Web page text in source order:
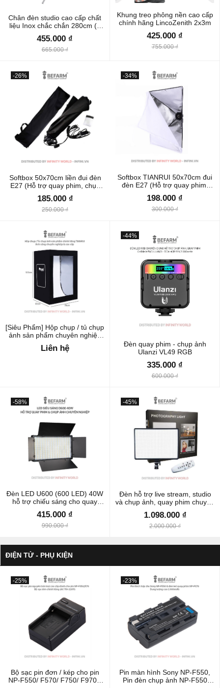
Chân đèn studio cao cấp chất
liệu Inox chắc chắn 280cm (2
455.000 ₫
665.000 ₫
Khung treo phông nền cao cấp
chính hãng LincoZenith 2x3m
425.000 ₫
755.000 ₫
-26%
Softbox 50x70cm liền đui đèn
E27 (Hỗ trợ quay phim, chụp
185.000 ₫
250.000 ₫
-34%
Softbox TIANRUI 50x70cm đui
đèn E27 (Hỗ trợ quay phim,
198.000 ₫
300.000 ₫
[Siêu Phẩm] Hộp chụp / tủ chụp
ảnh sản phẩm chuyên nghiệp
chính hãng Tianrui Size lớn
60x70x100cm (Kèm phông
Liên hệ
-44%
Đèn quay phim - chụp ảnh
Ulanzi VL49 RGB
335.000 ₫
600.000 ₫
-58%
Đèn LED U600 (600 LED) 40W
hỗ trợ chiếu sáng cho quay
phim, chụp ảnh chuyên nghiệp
(kèm phụ kiện chuyên dụng
cao cấp)
415.000 ₫
990.000 ₫
-45%
Đèn hỗ trợ live stream, studio
và chụp ảnh, quay phim chuyên
A111 chính hãng
1.098.000 ₫
2.000.000 ₫
ĐIỆN TỬ - PHỤ KIỆN
-25%
Bộ sạc pin đơn / kép cho pin
NP-F550/ F570/ F750/ F970 -
-23%
Pin màn hình Sony NP-F550,
Pin đèn chụp ảnh NP-F550